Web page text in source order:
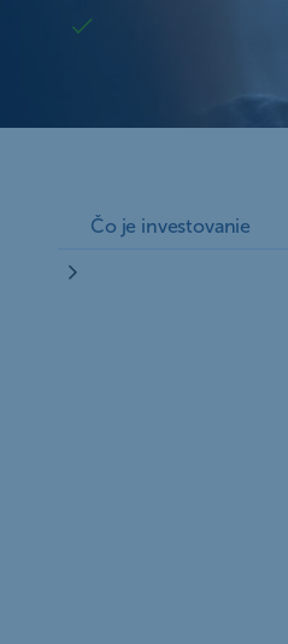
Začať investovať online
Čo je investovanie